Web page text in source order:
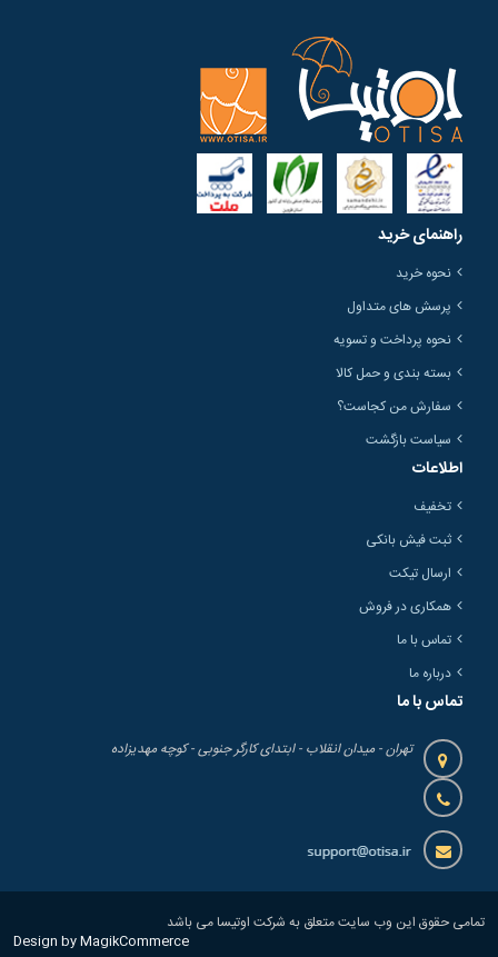
راهنمای خرید
نحوه خرید
پرسش های متداول
نحوه پرداخت و تسویه
بسته بندی و حمل کالا
سفارش من کجاست؟
سیاست بازگشت
اطلاعات
تخفیف
ثبت فیش بانکی
ارسال تیکت
همکاری در فروش
تماس با ما
درباره ما
تماس با ما
تهران - میدان انقلاب - ابتدای کارگر جنوبی - کوچه مهدیزاده
تمامی حقوق این وب سایت متعلق به شرکت اوتیسا می باشد
Design by MagikCommerce